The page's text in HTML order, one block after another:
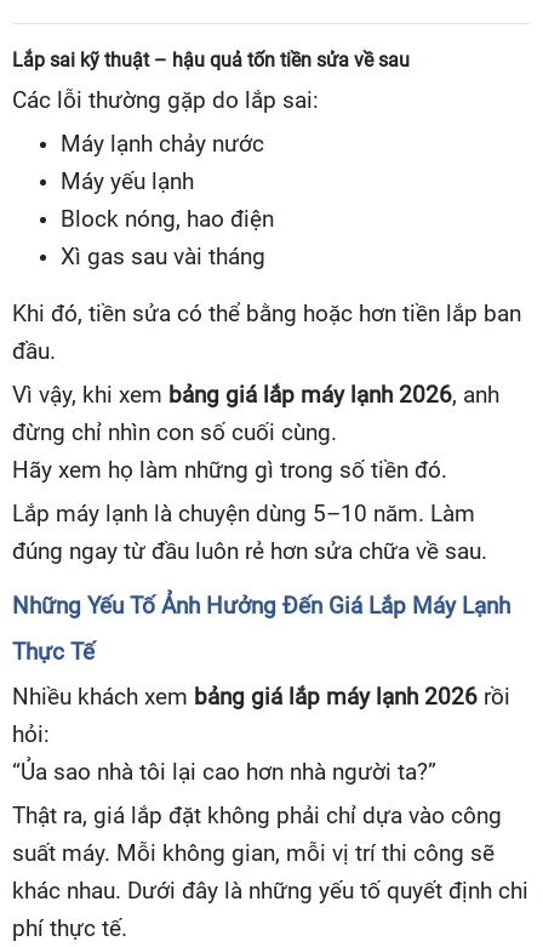
Lắp sai kỹ thuật – hậu quả tốn tiền sửa về sau
Các lỗi thường gặp do lắp sai:
Máy lạnh chảy nước
Máy yếu lạnh
Block nóng, hao điện
Xì gas sau vài tháng
Khi đó, tiền sửa có thể bằng hoặc hơn tiền lắp ban
đầu.
Vì vậy, khi xem bảng giá lắp máy lạnh 2026, anh
đừng chỉ nhìn con số cuối cùng.
Hãy xem họ làm những gì trong số tiền đó.
Lắp máy lạnh là chuyện dùng 5–10 năm. Làm
đúng ngay từ đầu luôn rẻ hơn sửa chữa về sau.
Những Yếu Tố Ảnh Hưởng Đến Giá Lắp Máy Lạnh
Thực Tế
Nhiều khách xem bảng giá lắp máy lạnh 2026 rồi
hỏi:
“Ủa sao nhà tôi lại cao hơn nhà người ta?”
Thật ra, giá lắp đặt không phải chỉ dựa vào công
suất máy. Mỗi không gian, mỗi vị trí thi công sẽ
khác nhau. Dưới đây là những yếu tố quyết định chi
phí thực tế.